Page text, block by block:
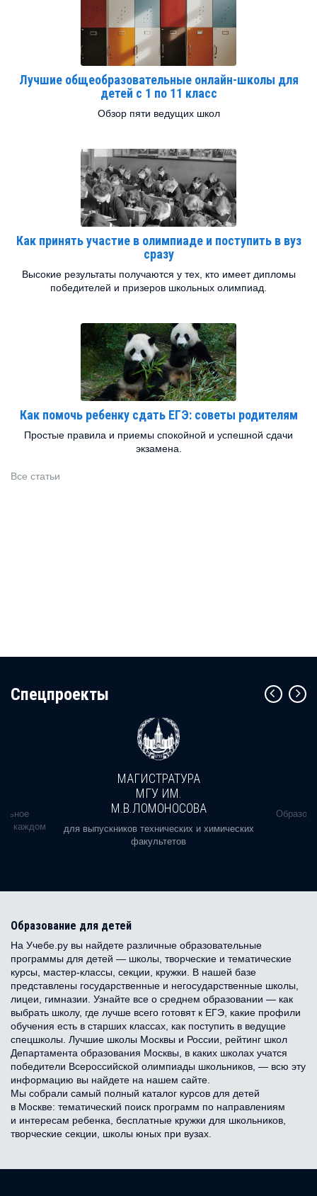
Лучшие общеобразовательные онлайн-школы для
детей с 1 по 11 класс
Обзор пяти ведущих школ
Как принять участие в олимпиаде и поступить в вуз
сразу
Высокие результаты получаются у тех, кто имеет дипломы
победителей и призеров школьных олимпиад.
Как помочь ребенку сдать ЕГЭ: советы родителям
Простые правила и приемы спокойной и успешной сдачи
экзамена.
Все статьи
Cпецпроекты
в каждом
МАГИСТРАТУРА
МГУ ИМ.
М.В.ЛОМОНОСОВА
для выпускников технических и химических
факультетов
Образование для детей
На Учебе.ру вы найдете различные образовательные
программы для детей — школы, творческие и тематические
курсы, мастер-классы, секции, кружки. В нашей базе
представлены государственные и негосударственные школы,
лицеи, гимназии. Узнайте все о среднем образовании — как
выбрать школу, где лучше всего готовят к ЕГЭ, какие профили
обучения есть в старших классах, как поступить в ведущие
спецшколы. Лучшие школы Москвы и России, рейтинг школ
Департамента образования Москвы, в каких школах учатся
победители Всероссийской олимпиады школьников, — всю эту
информацию вы найдете на нашем сайте.
Мы собрали самый полный каталог курсов для детей
в Москве: тематический поиск программ по направлениям
и интересам ребенка, бесплатные кружки для школьников,
творческие секции, школы юных при вузах.